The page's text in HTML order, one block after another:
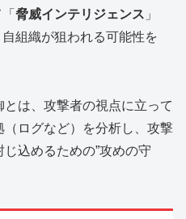
「脅威インテリジェンス 」
組織が狙われる可能性を
は、攻撃者の視点に立って
ログなど）を分析し、攻撃
込めるための”攻めの守